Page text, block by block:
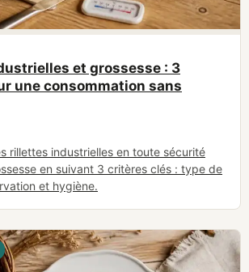
et grossesse : 3
une consommation sans
rillettes industrielles en toute sécurité
en suivant 3 critères clés : type de
et hygiène.